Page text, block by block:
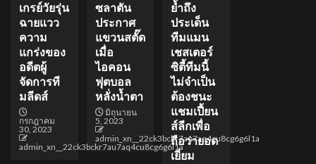
เกรย์วัยรุ่น
ฉายแวว
ความ
แกร่งของ
อดีตผู้
จัดการที
มลีดส์
กรกฎาคม
30, 2023
admin_xn__22ck3bckr7au7aq4cu8cg6g6l1a
ซลาตัน
ประกาศ
แขวนสตั๊ด
เมื่อ
ไอคอน
ฟุตบอล
หลั่งน้ำตา
มิถุนายน
5, 2023
admin_xn__22ck3bckr7au7aq4cu8cg6g6l1a
ย้ำถึง
ประเด็น
ทีมแมน
เชสเตอร์
ซิตี้ทีมนี้
ไม่จำเป็น
ต้องชนะ
แชมเปี้ยน
ส์ลีกเพื่อ
ถือว่ายอด
เยี่ยม